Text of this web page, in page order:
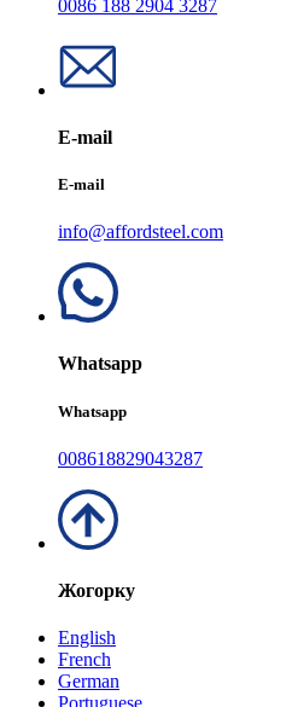
0086 188 2904 3287
E-mail
E-mail
info@affordsteel.com
Whatsapp
Whatsapp
008618829043287
Жогорку
English
French
German